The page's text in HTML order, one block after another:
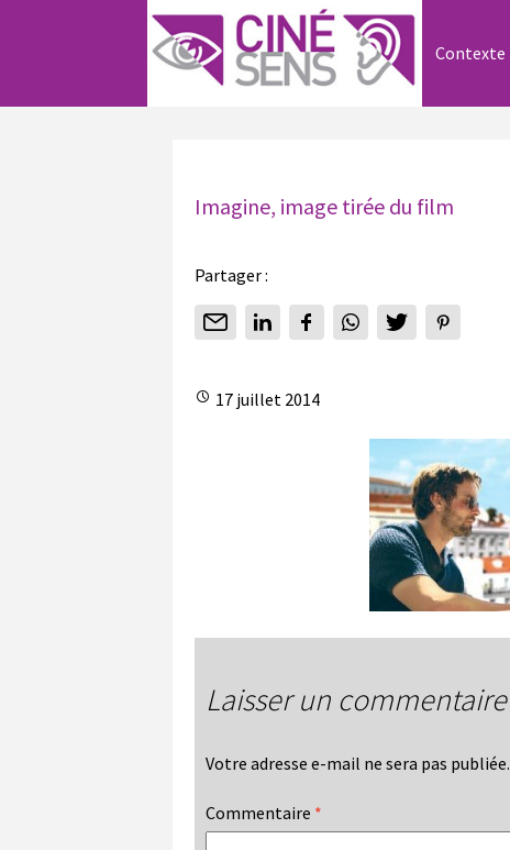
Contexte
Imagine, image tirée du film
Partager :
17 juillet 2014
Laisser un commentaire
Votre adresse e-mail ne sera pas publiée.
Commentaire *